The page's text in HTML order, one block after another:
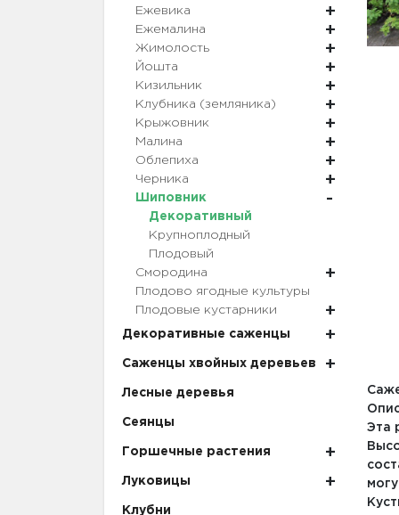
Ежевика
Ежемалина
Жимолость
Йошта
Кизильник
Клубника (земляника)
Крыжовник
Малина
Облепиха
Черника
Шиповник
Декоративный
Крупноплодный
Плодовый
Смородина
Плодово ягодные культуры
Плодовые кустарники
Декоративные саженцы
Саженцы хвойных деревьев
Лесные деревья
Сеянцы
Горшечные растения
Луковицы
Клубни
Эта